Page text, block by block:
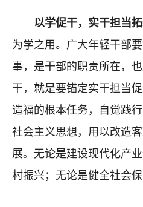
以学促干，实干担当拓
为学之用。广大年轻干部
事，是干部的职责所在，
干，就是要锚定实干担当
造福的根本任务，自觉践
社会主义思想，用以改造
展。无论是建设现代化产
村振兴；无论是健全社会